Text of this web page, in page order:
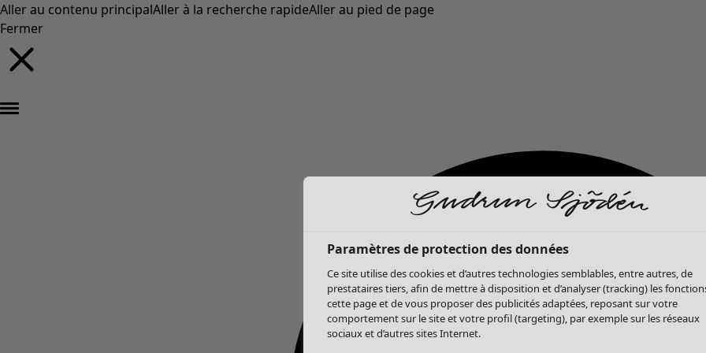
Aller au contenu principalAller à la recherche rapideAller au pied de page
Fermer
Paramètres de protection des données
Ce site utilise des cookies et d’autres technologies semblables, entre autres, de
prestataires tiers, afin de mettre à disposition et d’analyser (tracking) les
cette page et de vous proposer des publicités adaptées, reposant sur votre
comportement sur le site et votre profil (targeting), par exemple sur les réseaux
sociaux et d’autres sites Internet.